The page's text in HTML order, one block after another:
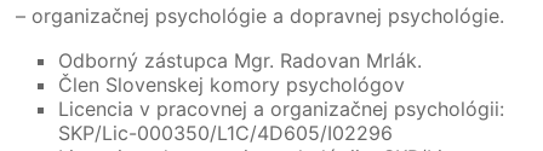
– organizačnej psychológie a dopravnej psychológie.
Odborný zástupca Mgr. Radovan Mrlák.
Člen Slovenskej komory psychológov
Licencia v pracovnej a organizačnej psychológii:
SKP/Lic-000350/L1C/4D605/I02296